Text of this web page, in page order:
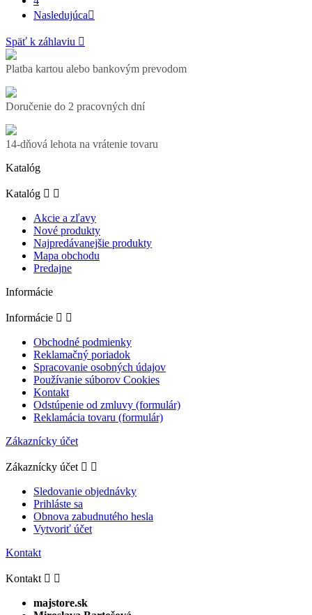
Nasledujúca
Späť k záhlaviu 
Platba kartou alebo bankovým prevodom
Doručenie do 2 pracovných dní
14-dňová lehota na vrátenie tovaru
Katalóg
Katalóg  
Akcie a zľavy
Nové produkty
Najpredávanejšie produkty
Mapa obchodu
Predajne
Informácie
Informácie  
Obchodné podmienky
Reklamačný poriadok
Spracovanie osobných údajov
Používanie súborov Cookies
Kontakt
Odstúpenie od zmluvy (formulár)
Reklamácia tovaru (formulár)
Zákaznícky účet
Zákaznícky účet  
Sledovanie objednávky
Prihláste sa
Obnova zabudnutého hesla
Vytvoriť účet
Kontakt
Kontakt  
majstore.sk